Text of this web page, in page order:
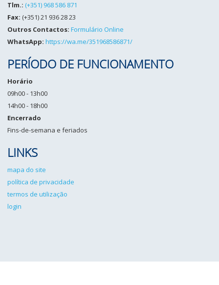
Tlm.: (+351) 968 586 871
Fax: (+351) 21 936 28 23
Outros Contactos: Formulário Online
WhatsApp: https://wa.me/351968586871/
PERÍODO DE FUNCIONAMENTO
Horário
09h00 - 13h00
14h00 - 18h00
Encerrado
Fins-de-semana e feriados
LINKS
mapa do site
política de privacidade
termos de utilização
login